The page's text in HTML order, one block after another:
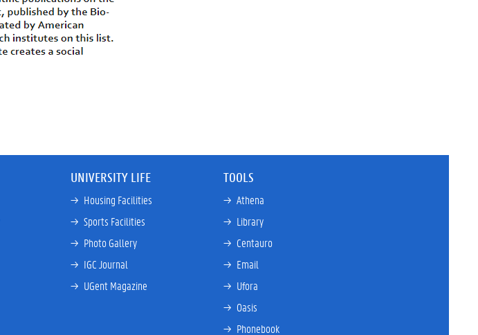
UNIVERSITY LIFE
→ Housing Facilities
→ Sports Facilities
→ Photo Gallery
→ IGC Journal
→ UGent Magazine
TOOLS
→ Athena
→ Library
→ Centauro
→ Email
→ Ufora
→ Oasis
→ Phonebook